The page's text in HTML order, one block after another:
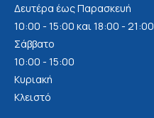
Δευτέρα έως Παρασκευή
10:00 - 15:00 και 18:00 - 21:00
Σάββατο
10:00 - 15:00
Κυριακή
Κλειστό